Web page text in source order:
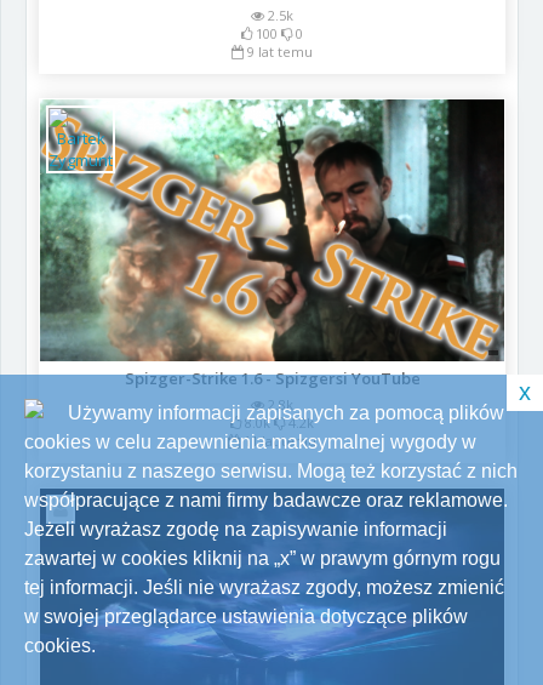
2.5k
100
0
9 lat temu
Spizger-Strike 1.6 - Spizgersi YouTube
2.8k
8.0k 4.2k
11 lat temu
Używamy informacji zapisanych za pomocą plików
cookies w celu zapewnienia maksymalnej wygody w
korzystaniu z naszego serwisu. Mogą też korzystać z nich
współpracujące z nami firmy badawcze oraz reklamowe.
Jeżeli wyrażasz zgodę na zapisywanie informacji
zawartej w cookies kliknij na „x” w prawym górnym rogu
tej informacji. Jeśli nie wyrażasz zgody, możesz zmienić
w swojej przeglądarce ustawienia dotyczące plików
cookies.
x